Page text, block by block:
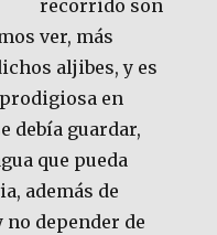
recorrido son
ver, más
aljibes, y es
en
debía guardar,
que pueda
además de
depender de